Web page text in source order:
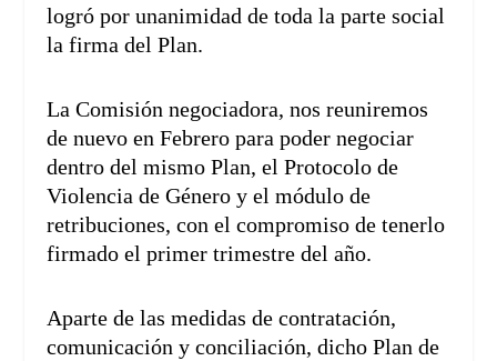
logró por unanimidad de toda la parte social
la firma del Plan.
La Comisión negociadora, nos reuniremos
de nuevo en Febrero para poder negociar
dentro del mismo Plan, el Protocolo de
Violencia de Género y el módulo de
retribuciones, con el compromiso de tenerlo
firmado el primer trimestre del año.
Aparte de las medidas de contratación,
comunicación y conciliación, dicho Plan de